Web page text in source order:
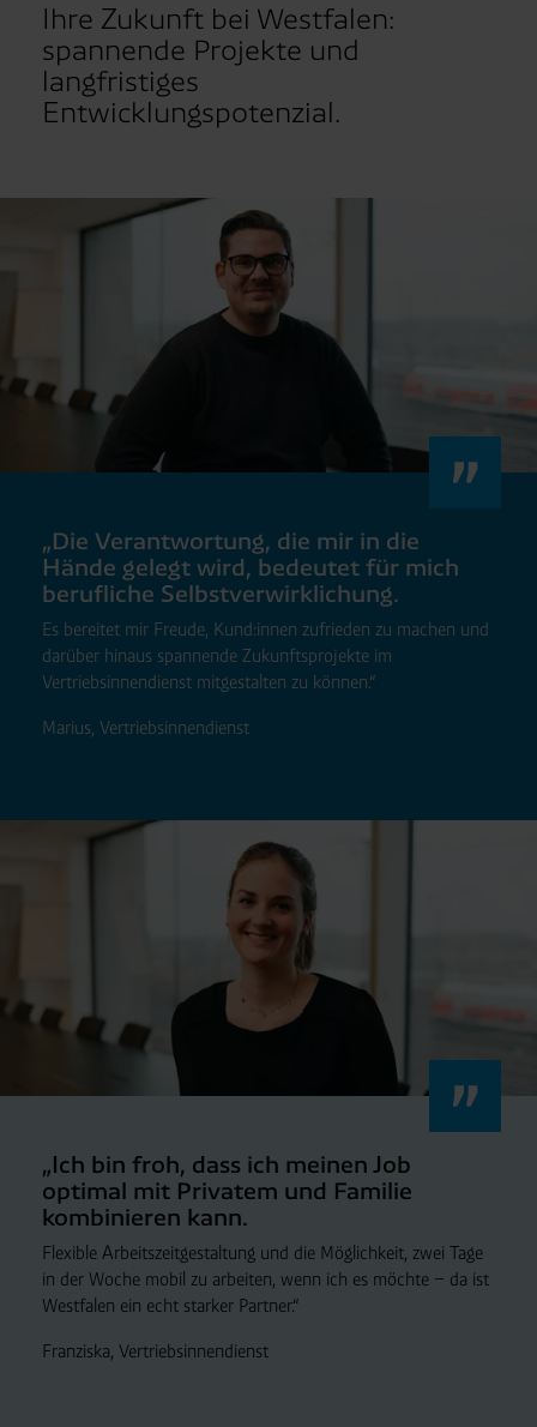
Ihre Zukunft bei Westfalen:
spannende Projekte und
langfristiges
Entwicklungspotenzial.
„Die Verantwortung, die mir in die
Hände gelegt wird, bedeutet für mich
berufliche Selbstverwirklichung.
Es bereitet mir Freude, Kund:innen zufrieden zu machen und
darüber hinaus spannende Zukunftsprojekte im
Vertriebsinnendienst mitgestalten zu können.“
Marius, Vertriebsinnendienst
„Ich bin froh, dass ich meinen Job
optimal mit Privatem und Familie
kombinieren kann.
Flexible Arbeitszeitgestaltung und die Möglichkeit, zwei Tage
in der Woche mobil zu arbeiten, wenn ich es möchte – da ist
Westfalen ein echt starker Partner.“
Franziska, Vertriebsinnendienst